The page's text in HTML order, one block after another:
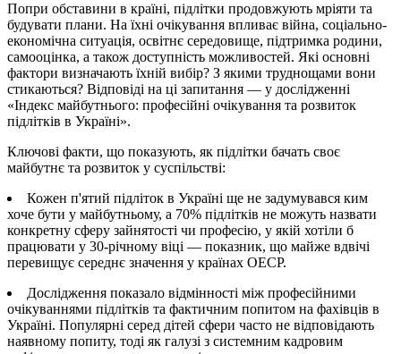
Попри обставини в країні, підлітки продовжують мріяти та
будувати плани. На їхні очікування впливає війна, соціально-
економічна ситуація, освітнє середовище, підтримка родини,
самооцінка, а також доступність можливостей. Які основні
фактори визначають їхній вибір? З якими труднощами вони
стикаються? Відповіді на ці запитання — у дослідженні
«Індекс майбутнього: професійні очікування та розвиток
підлітків в Україні».
Ключові факти, що показують, як підлітки бачать своє
майбутнє та розвиток у суспільстві:
Кожен п'ятий підліток в Україні ще не задумувався ким
хоче бути у майбутньому, а 70% підлітків не можуть назвати
конкретну сферу зайнятості чи професію, у якій хотіли б
працювати у 30-річному віці — показник, що майже вдвічі
перевищує середнє значення у країнах ОЕСР.
Дослідження показало відмінності між професійними
очікуваннями підлітків та фактичним попитом на фахівців в
Україні. Популярні серед дітей сфери часто не відповідають
наявному попиту, тоді як галузі з системним кадровим